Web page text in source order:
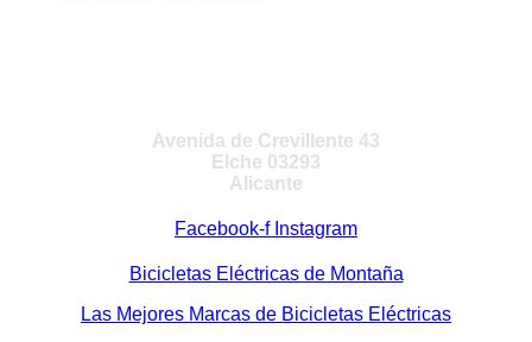
Avenida de Crevillente 43
Elche 03293
Alicante
Facebook-f Instagram
Bicicletas Eléctricas de Montaña
Las Mejores Marcas de Bicicletas Eléctricas